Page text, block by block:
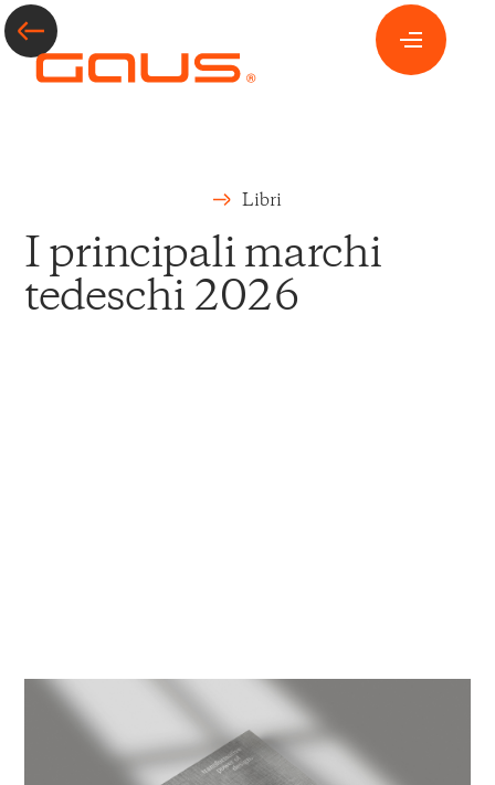
Libri
I principali marchi
tedeschi 2026